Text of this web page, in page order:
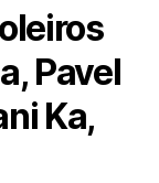
Pavel
Ka,